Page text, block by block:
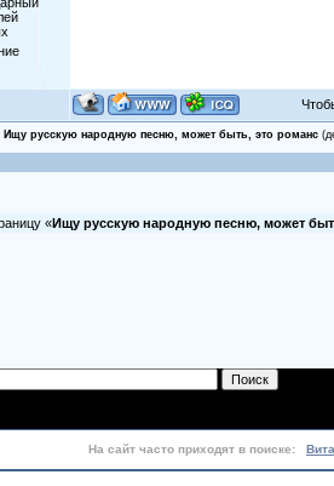
Ищу русскую народную песню, может быть, это романс
«Ищу русскую народную песню, может
На сайт часто приходят в поиске: